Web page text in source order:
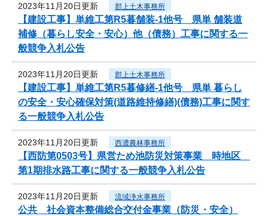
2023年11月20日更新 郡上土木事務所
【建設工事】単維工第R5暮舗装-1他号 県単 舗装道
補修（暮らし安全・安心）他（債務）工事に関する一
般競争入札公告
2023年11月20日更新 郡上土木事務所
【建設工事】単維工第R5暮修繕-1他号 県単 暮らし
の安全・安心確保対策(道路維持修繕)(債務)工事に関す
る一般競争入札公告
2023年11月20日更新 西濃農林事務所
【西防第0503号】県営ため池防災対策事業 時地区
第1期排水路工事に関する一般競争入札公告
2023年11月20日更新 流域浄水事務所
公共 社会資本整備総合交付金事業（防災・安全）